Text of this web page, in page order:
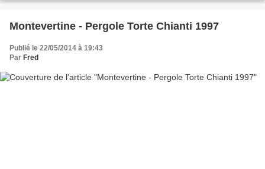
Montevertine - Pergole Torte Chianti 1997
Publié le 22/05/2014 à 19:43
Par Fred